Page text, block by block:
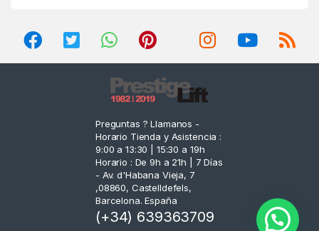
Preguntas ? Llamanos -
Horario Tienda y Asistencia :
9:00 a 13:30 | 15:30 a 19h
Horario : De 9h a 21h | 7 Días
- Av. d'Habana Vieja, 7
,08860, Castelldefels,
Barcelona. España
(+34) 639363709